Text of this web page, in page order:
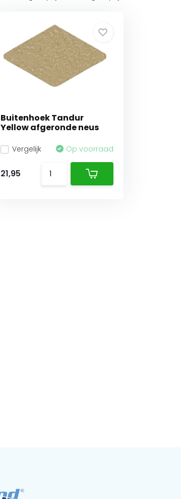
Buitenhoek Tandur
Yellow afgeronde neus
Vergelijk Op voorraad
21,95